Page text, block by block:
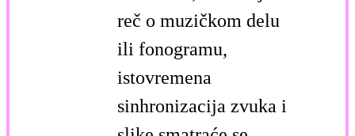
reč o muzičkom delu
ili fonogramu,
istovremena
sinhronizacija zvuka i